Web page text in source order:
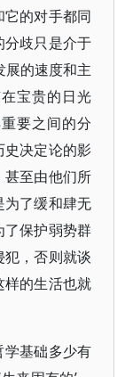
的对手都同
歧只是介于
展的速度和主
宝贵的日光
要之间的分
决定论的影
至由他们所
了缓和肆无
保护弱势群
，否则就谈
的生活也就
基础多少有